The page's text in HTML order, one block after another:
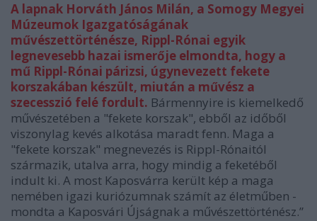
A lapnak Horváth János Milán, a Somogy Megyei
Múzeumok Igazgatóságának
művészettörténésze, Rippl-Rónai egyik
legnevesebb hazai ismerője elmondta, hogy a
mű Rippl-Rónai párizsi, úgynevezett fekete
korszakában készült, miután a művész a
szecesszió felé fordult. Bármennyire is kiemelkedő
művészetében a "fekete korszak", ebből az időből
viszonylag kevés alkotása maradt fenn. Maga a
"fekete korszak" megnevezés is Rippl-Rónaitól
származik, utalva arra, hogy mindig a feketéből
indult ki. A most Kaposvárra került kép a maga
nemében igazi kuriózumnak számít az életműben -
mondta a Kaposvári Újságnak a művészettörténész.”